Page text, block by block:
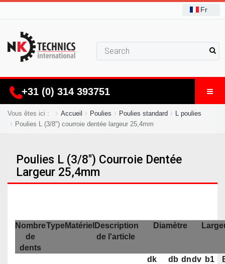
Fr
+31 (0) 314 393751
Vous êtes ici : Accueil Poulies Poulies standard
L poulies
Poulies L (3/8") courroie dentée largeur 25,4mm
Poulies L (3/8") Courroie Dentée
Largeur 25,4mm
Nombre
de
dents
Type Matériel Description
de l'article
Diamètre
dk db dndv b1